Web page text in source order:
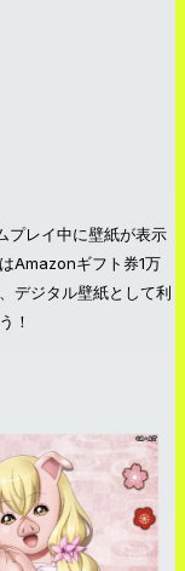
プレイ中に壁紙が表示
Amazonギフト券1万
デジタル壁紙として利
！